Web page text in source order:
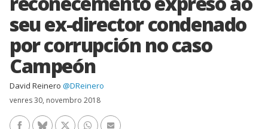
seu ex-director condenado
por corrupción no caso
Campeón
David Reinero @DReinero
venres 30, novembro 2018